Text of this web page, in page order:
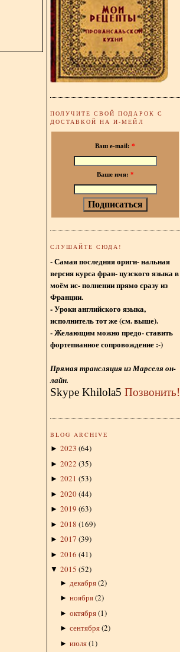
ПОЛУЧИТЕ СВОЙ ПОДАРОК С
ДОСТАВКОЙ НА И-МЕЙЛ
Ваш e-mail: *
Ваше имя: *
СЛУШАЙТЕ СЮДА!
- Самая последняя ориги- нальная
версия курса фран- цузского языка в
моём ис- полнении прямо сразу из
Франции.
- Уроки английского языка,
исполнитель тот же (см. выше).
- Желающим можно предо- ставить
фортепианное сопровождение :-)
Прямая трансляция из Марселя он-
лайн.
Skype Khilola5 Позвонить!
BLOG ARCHIVE
► 2023 (64)
► 2022 (35)
► 2021 (53)
► 2020(44)
► 2019 (63)
► 2018 (169)
► 2017 (39)
► 2016 (41)
▼ 2015 (52)
► декабря(2)
► ноября(2)
► октября(1)
► сентября(2)
► июля(1)